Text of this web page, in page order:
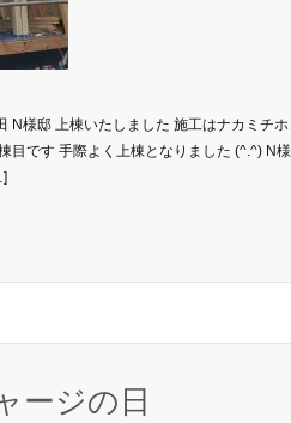
N様邸 上棟いたしました 施工はナカミチホ
目です 手際よく上棟となりました (^.^) N様
ージの日